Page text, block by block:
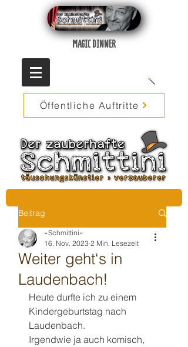
MAGIC DINNER
Öffentliche Auftritte
Beitrag
Weiter geht‘s in
Laudenbach!
»Schmittini«
16. Nov. 2023 2 Min. Lesezeit
Heute durfte ich zu einem
Kindergeburtstag nach
Laudenbach.
Irgendwie ja auch komisch,